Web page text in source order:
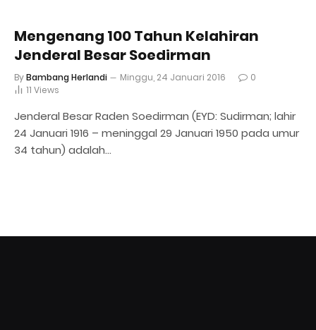
Mengenang 100 Tahun Kelahiran
Jenderal Besar Soedirman
ByBambang Herlandi Minggu, 24 Januari 2016
0
11 Views
Jenderal Besar Raden Soedirman (EYD: Sudirman; lahir
24 Januari 1916 – meninggal 29 Januari 1950 pada umur
34 tahun) adalah…